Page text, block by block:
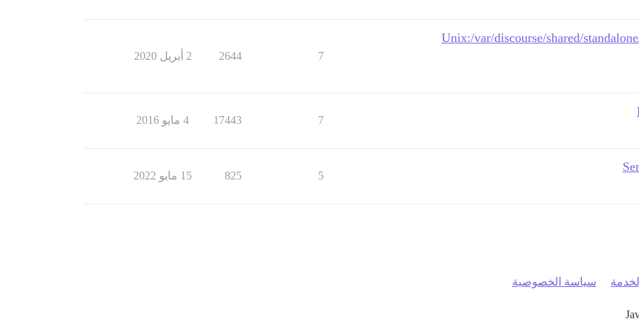
Unix:/var/discourse/shared/
7
2644 2 أبريل 2020
7
17443 4 مايو 2016
5
825 15 مايو 2022
سياسة الخصوصية